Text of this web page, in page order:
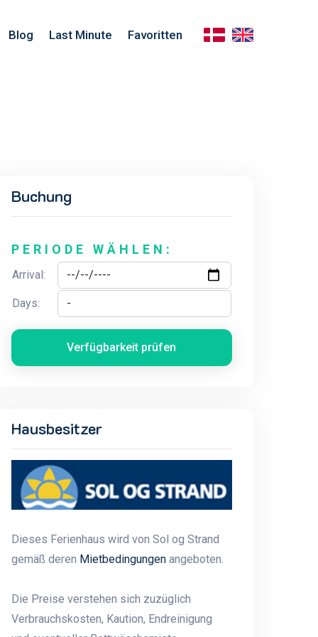
Blog Last Minute Favoritten
Buchung
PERIODE WÄHLEN:
Arrival:
Days:
Verfügbarkeit prüfen
Hausbesitzer
Dieses Ferienhaus wird von Sol og Strand
gemäß deren Mietbedingungenangeboten.
Die Preise verstehen sich zuzüglich
Verbrauchskosten, Kaution, Endreinigung